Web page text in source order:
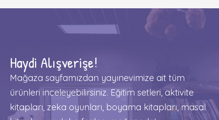
Haydi Alışverişe!
Mağaza sayfamızdan yayınevimize ait tüm
ürünleri inceleyebilirsiniz. Eğitim setleri, aktivite
kitapları, zeka oyunları, boyama kitapları, masal